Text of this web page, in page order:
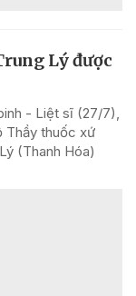
Lý được
- Liệt sĩ (27/7),
Thầy thuốc xứ
(Thanh Hóa)